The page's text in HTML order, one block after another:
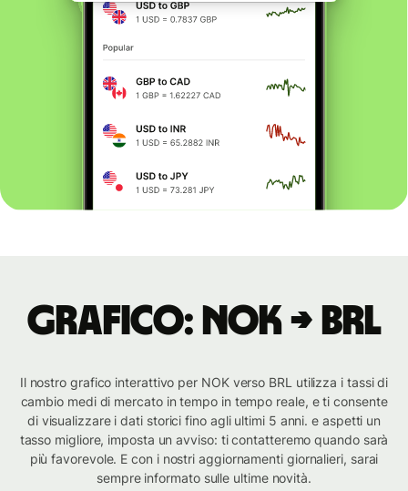
Grafico: NOK → BRL
Il nostro grafico interattivo per NOK verso BRL utilizza i tassi di
cambio medi di mercato in tempo in tempo reale, e ti consente
di visualizzare i dati storici fino agli ultimi 5 anni. e aspetti un
tasso migliore, imposta un avviso: ti contatteremo quando sarà
più favorevole. E con i nostri aggiornamenti giornalieri, sarai
sempre informato sulle ultime novità.